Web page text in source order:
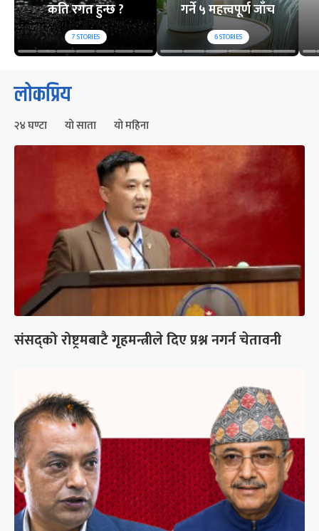
कति रगत हुन्छ ?
7STORIES
गर्ने ५ महत्त्वपूर्ण जाँच
6STORIES
लोकप्रिय
२४ घण्टा यो साता यो महिना
संसद्को रोष्ट्रमबाटै गृहमन्त्रीले दिए प्रश्न नगर्न चेतावनी